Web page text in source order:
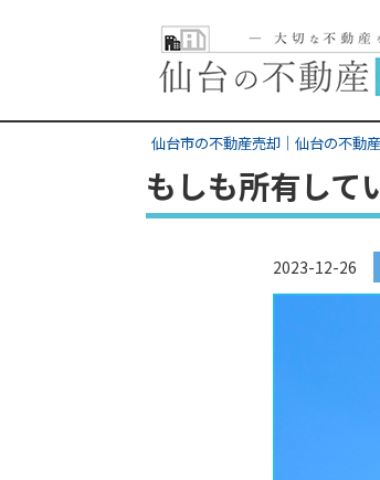
仙台市の不動産売却｜仙台の不動
もしも所有して
2023-12-26